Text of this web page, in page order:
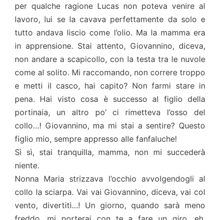
per qualche ragione Lucas non poteva venire al
lavoro, lui se la cavava perfettamente da solo e
tutto andava liscio come l’olio. Ma la mamma era
in apprensione. Stai attento, Giovannino, diceva,
non andare a scapicollo, con la testa tra le nuvole
come al solito. Mi raccomando, non correre troppo
e metti il casco, hai capito? Non farmi stare in
pena. Hai visto cosa è successo al figlio della
portinaia, un altro po’ ci rimetteva l’osso del
collo…! Giovannino, ma mi stai a sentire? Questo
figlio mio, sempre appresso alle fanfaluche!
Sì sì, stai tranquilla, mamma, non mi succederà
niente.
Nonna Maria strizzava l’occhio avvolgendogli al
collo la sciarpa. Vai vai Giovannino, diceva, vai col
vento, divertiti…! Un giorno, quando sarà meno